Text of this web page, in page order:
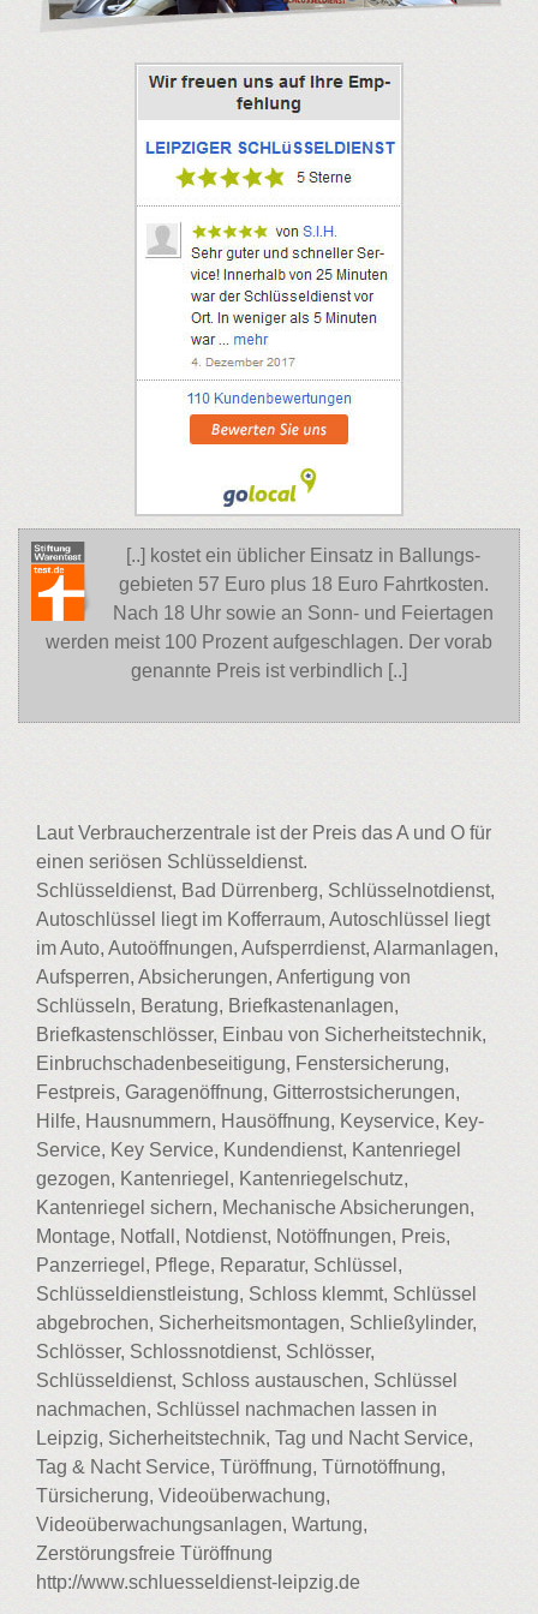
[..] kostet ein üblicher Einsatz in Ballungs-
gebieten 57 Euro plus 18 Euro Fahrtkosten.
Nach 18 Uhr sowie an Sonn- und Feiertagen
werden meist 100 Prozent aufgeschlagen. Der vorab
genannte Preis ist verbindlich [..]
Laut Verbraucherzentrale ist der Preis das A und O für
einen seriösen Schlüsseldienst.
Schlüsseldienst, Bad Dürrenberg, Schlüsselnotdienst,
Autoschlüssel liegt im Kofferraum, Autoschlüssel liegt
im Auto, Autoöffnungen, Aufsperrdienst, Alarmanlagen,
Aufsperren, Absicherungen, Anfertigung von
Schlüsseln, Beratung, Briefkastenanlagen,
Briefkastenschlösser, Einbau von Sicherheitstechnik,
Einbruchschadenbeseitigung, Fenstersicherung,
Festpreis, Garagenöffnung, Gitterrostsicherungen,
Hilfe, Hausnummern, Hausöffnung, Keyservice, Key-
Service, Key Service, Kundendienst, Kantenriegel
gezogen, Kantenriegel, Kantenriegelschutz,
Kantenriegel sichern, Mechanische Absicherungen,
Montage, Notfall, Notdienst, Notöffnungen, Preis,
Panzerriegel, Pflege, Reparatur, Schlüssel,
Schlüsseldienstleistung, Schloss klemmt, Schlüssel
abgebrochen, Sicherheitsmontagen, Schließylinder,
Schlösser, Schlossnotdienst, Schlösser,
Schlüsseldienst, Schloss austauschen, Schlüssel
nachmachen, Schlüssel nachmachen lassen in
Leipzig, Sicherheitstechnik, Tag und Nacht Service,
Tag & Nacht Service, Türöffnung, Türnotöffnung,
Türsicherung, Videoüberwachung,
Videoüberwachungsanlagen, Wartung,
Zerstörungsfreie Türöffnung
http://www.schluesseldienst-leipzig.de